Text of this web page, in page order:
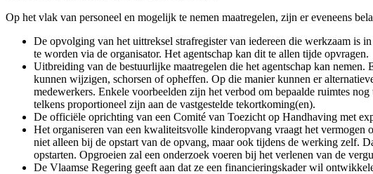
Op het vlak van personeel en mogelijk te nemen maatregelen, zijn er eveneens
De opvolging van het uittreksel strafregister van iedereen die werkzaam is
te worden via de organisator. Het agentschap kan dit te allen tijde opvragen.
Uitbreiding van de bestuurlijke maatregelen die het agentschap kan
kunnen wijzigen, schorsen of opheffen. Op die manier kunnen er
medewerkers. Enkele voorbeelden zijn het verbod om bepaalde ruimtes
telkens proportioneel zijn aan de vastgestelde tekortkoming(en).
De officiële oprichting van een Comité van Toezicht op Handhaving met
Het organiseren van een kwaliteitsvolle kinderopvang vraagt het
niet alleen bij de opstart van de opvang, maar ook tijdens de werking zelf.
opstarten. Opgroeien zal een onderzoek voeren bij het verlenen van de
De Vlaamse Regering geeft aan dat ze een financieringskader wil